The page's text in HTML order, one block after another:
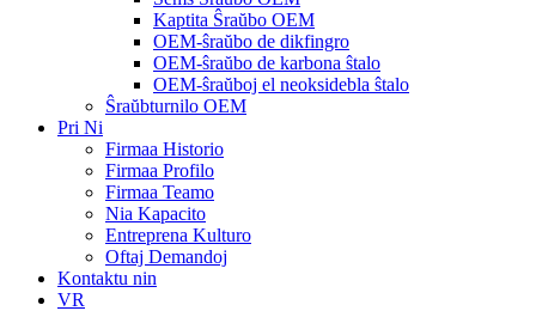
Kaptita Ŝraŭbo OEM
OEM-ŝraŭbo de dikfingro
OEM-ŝraŭbo de karbona ŝtalo
OEM-ŝraŭboj el neoksidebla ŝtalo
Ŝraŭbturnilo OEM
Pri Ni
Firmaa Historio
Firmaa Profilo
Firmaa Teamo
Nia Kapacito
Entreprena Kulturo
Oftaj Demandoj
Kontaktu nin
VR